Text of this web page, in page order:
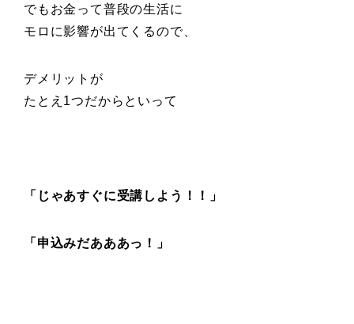
でもお金って普段の生活に
モロに影響が出てくるので、
デメリットが
たとえ1つだからといって
「じゃあすぐに受講しよう！！」
「申込みだあああっ！」